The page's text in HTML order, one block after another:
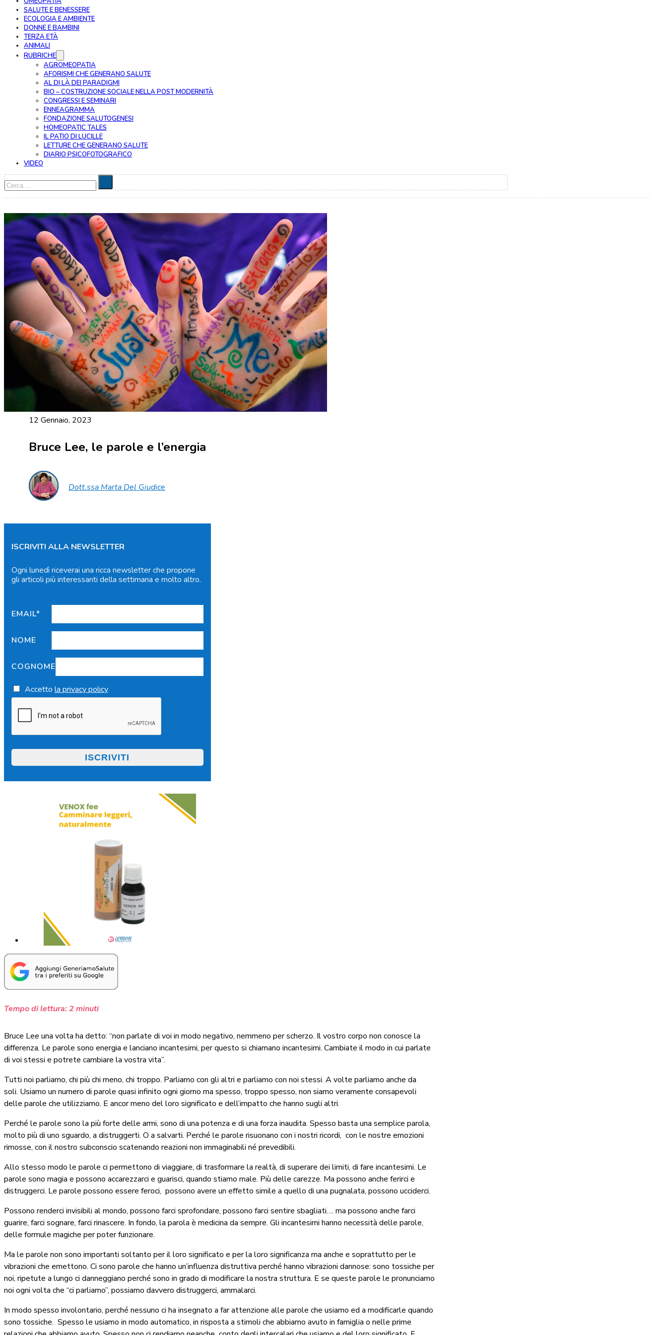
SALUTE E BENESSERE
ECOLOGIA E AMBIENTE
DONNE E BAMBINI
TERZA ETÀ
ANIMALI
RUBRICHE
AGROMEOPATIA
AFORISMI CHE GENERANO SALUTE
AL DI LÀ DEI PARADIGMI
BIO – COSTRUZIONE SOCIALE NELLA POST MODERNITÀ
CONGRESSI E SEMINARI
ENNEAGRAMMA
FONDAZIONE SALUTOGENESI
HOMEOPATIC TALES
IL PATIO DI LUCILLE
LETTURE CHE GENERANO SALUTE
DIARIO PSICOFOTOGRAFICO
VIDEO
Cerca
12 Gennaio, 2023
Bruce Lee, le parole e l’energia
Dott.ssa Marta Del Giudice
ISCRIVITI ALLA NEWSLETTER
Ogni lunedì riceverai una ricca newsletter che propone
gli articoli più interessanti della settimana e molto altro.
EMAIL*
NOME
COGNOME
Accetto la privacy policy
Tempo di lettura:2 minuti
Bruce Lee una volta ha detto: “non parlate di voi in modo negativo, nemmeno per scherzo. Il vostro corpo non conosce la
differenza. Le parole sono energia e lanciano incantesimi, per questo si chiamano incantesimi. Cambiate il modo in cui parlate
di voi stessi e potrete cambiare la vostra vita”.
Tutti noi parliamo, chi più chi meno, chi troppo. Parliamo con gli altri e parliamo con noi stessi. A volte parliamo anche da
soli. Usiamo un numero di parole quasi infinito ogni giorno ma spesso, troppo spesso, non siamo veramente consapevoli
delle parole che utilizziamo. E ancor meno del loro significato e dell’impatto che hanno sugli altri.
Perché le parole sono la più forte delle armi, sono di una potenza e di una forza inaudita. Spesso basta una semplice parola,
molto più di uno sguardo, a distruggerti. O a salvarti. Perché le parole risuonano con i nostri ricordi, con le nostre emozioni
rimosse, con il nostro subconscio scatenando reazioni non immaginabili né prevedibili.
Allo stesso modo le parole ci permettono di viaggiare, di trasformare la realtà, di superare dei limiti, di fare incantesimi. Le
parole sono magia e possono accarezzarci e guarisci, quando stiamo male. Più delle carezze. Ma possono anche ferirci e
distruggerci. Le parole possono essere feroci, possono avere un effetto simile a quello di una pugnalata, possono ucciderci.
Possono renderci invisibili al mondo, possono farci sprofondare, possono farci sentire sbagliati…. ma possono anche farci
guarire, farci sognare, farci rinascere. In fondo, la parola è medicina da sempre. Gli incantesimi hanno necessità delle parole,
delle formule magiche per poter funzionare.
Ma le parole non sono importanti soltanto per il loro significato e per la loro significanza ma anche e soprattutto per le
vibrazioni che emettono. Ci sono parole che hanno un’influenza distruttiva perché hanno vibrazioni dannose: sono tossiche per
noi, ripetute a lungo ci danneggiano perché sono in grado di modificare la nostra struttura. E se queste parole le pronunciamo
noi ogni volta che “ci parliamo”, possiamo davvero distruggerci, ammalarci.
In modo spesso involontario, perché nessuno ci ha insegnato a far attenzione alle parole che usiamo ed a modificarle quando
sono tossiche. Spesso le usiamo in modo automatico, in risposta a stimoli che abbiamo avuto in famiglia o nelle prime